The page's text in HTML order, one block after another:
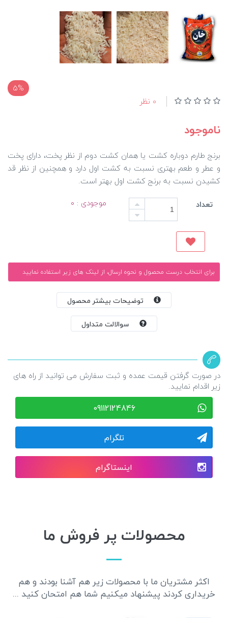
5%
0 نظر
ناموجود
برنج طارم دوباره کشت یا همان کشت دوم از نظر پخت، دارای پخت
و عطر و طعم بهتری نسبت به کشت اول دارد و همچنین از نظر قد
کشیدن نسبت به برنج کشت اول بهتر است.
تعداد
موجودی : ۰
برای انتخاب درست محصول و نحوه ارسال، از لینک های زیر استفاده نمایید
توضیحات بیشتر محصول
سوالالت متداول
در صورت گرفتن قیمت عمده و ثبت سفارش می توانید از راه های
زیر اقدام نمایید.
09112124846
تلگرام
اینستاگرام
محصولات پر فروش ما
اکثر مشتریان ما با محصولات زیر هم آشنا بودند و هم
خریداری کردند پیشنهاد میکنیم شما هم امتحان کنید ...